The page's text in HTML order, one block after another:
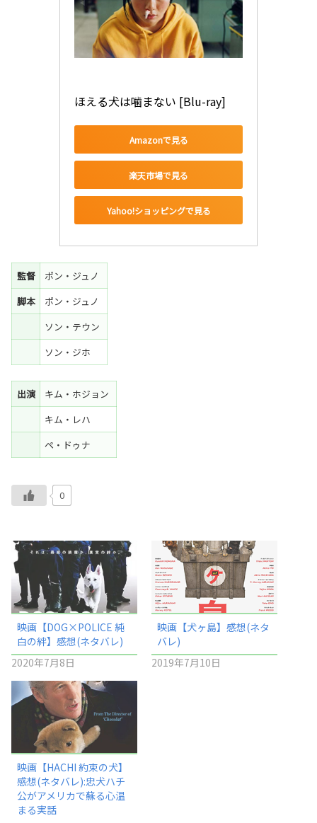
ほえる犬は噛まない [Blu-ray]
Amazonで見る
楽天市場で見る
Yahoo!ショッピングで見る
監督
ポン・ジュノ
脚本
ポン・ジュノ
ソン・テウン
ソン・ジホ
出演
キム・ホジョン
キム・レハ
ペ・ドゥナ
0
映画【DOG×POLICE 純
白の絆】感想(ネタバレ)
2020年7月8日
映画【犬ヶ島】感想(ネタ
バレ)
2019年7月10日
映画【HACHI 約束の犬】
感想(ネタバレ):忠犬ハチ
公がアメリカで蘇る心温
まる実話